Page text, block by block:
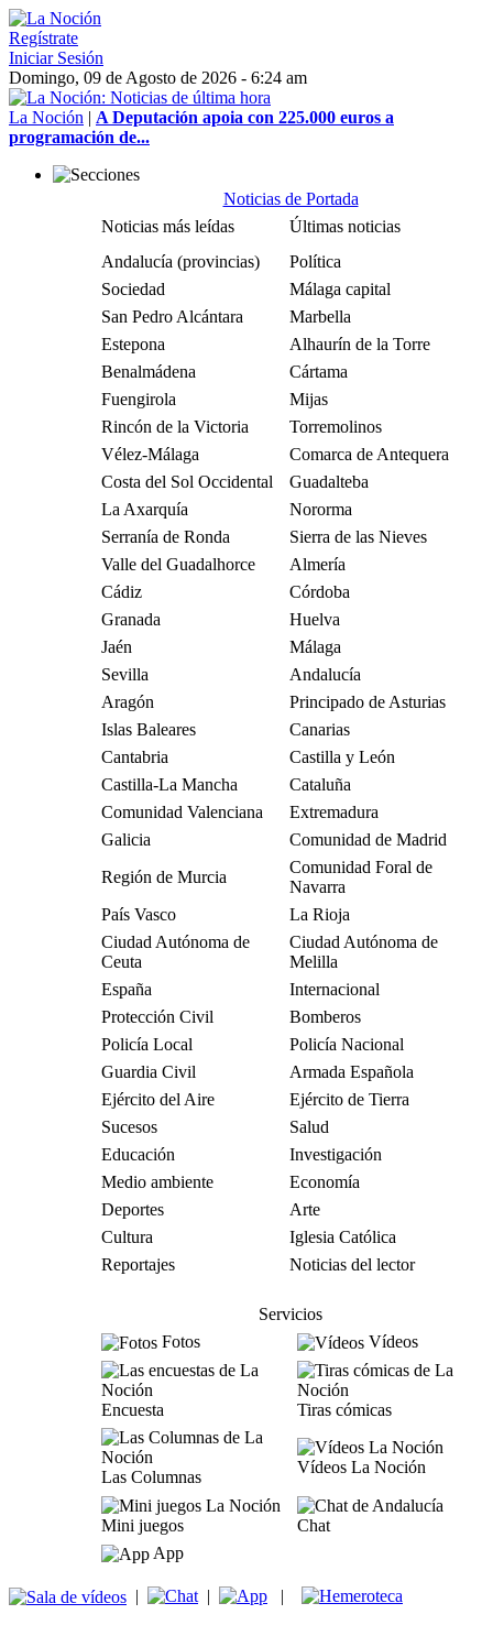
Regístrate
Iniciar Sesión
Domingo, 09 de Agosto de 2026 - 6:24 am
La Noción | A Deputación apoia con 225.000 euros a
programación de...
Noticias de Portada
Noticias más leídas
Últimas noticias
Andalucía (provincias)
Política
Sociedad
Málaga capital
San Pedro Alcántara
Marbella
Estepona
Alhaurín de la Torre
Benalmádena
Cártama
Fuengirola
Mijas
Rincón de la Victoria
Torremolinos
Vélez-Málaga
Comarca de Antequera
Costa del Sol Occidental
Guadalteba
La Axarquía
Nororma
Serranía de Ronda
Sierra de las Nieves
Valle del Guadalhorce
Almería
Cádiz
Córdoba
Granada
Huelva
Jaén
Málaga
Sevilla
Andalucía
Aragón
Principado de Asturias
Islas Baleares
Canarias
Cantabria
Castilla y León
Castilla-La Mancha
Cataluña
Comunidad Valenciana
Extremadura
Galicia
Comunidad de Madrid
Región de Murcia
Comunidad Foral de
Navarra
País Vasco
La Rioja
Ciudad Autónoma de
Ceuta
Ciudad Autónoma de
Melilla
España
Internacional
Protección Civil
Bomberos
Policía Local
Policía Nacional
Guardia Civil
Armada Española
Ejército del Aire
Ejército de Tierra
Sucesos
Salud
Educación
Investigación
Medio ambiente
Economía
Deportes
Arte
Cultura
Iglesia Católica
Reportajes
Noticias del lector
Servicios
Fotos
Vídeos
Encuesta Tiras cómicas
Las Columnas
Vídeos La Noción
Mini juegos
Chat
App
| | |